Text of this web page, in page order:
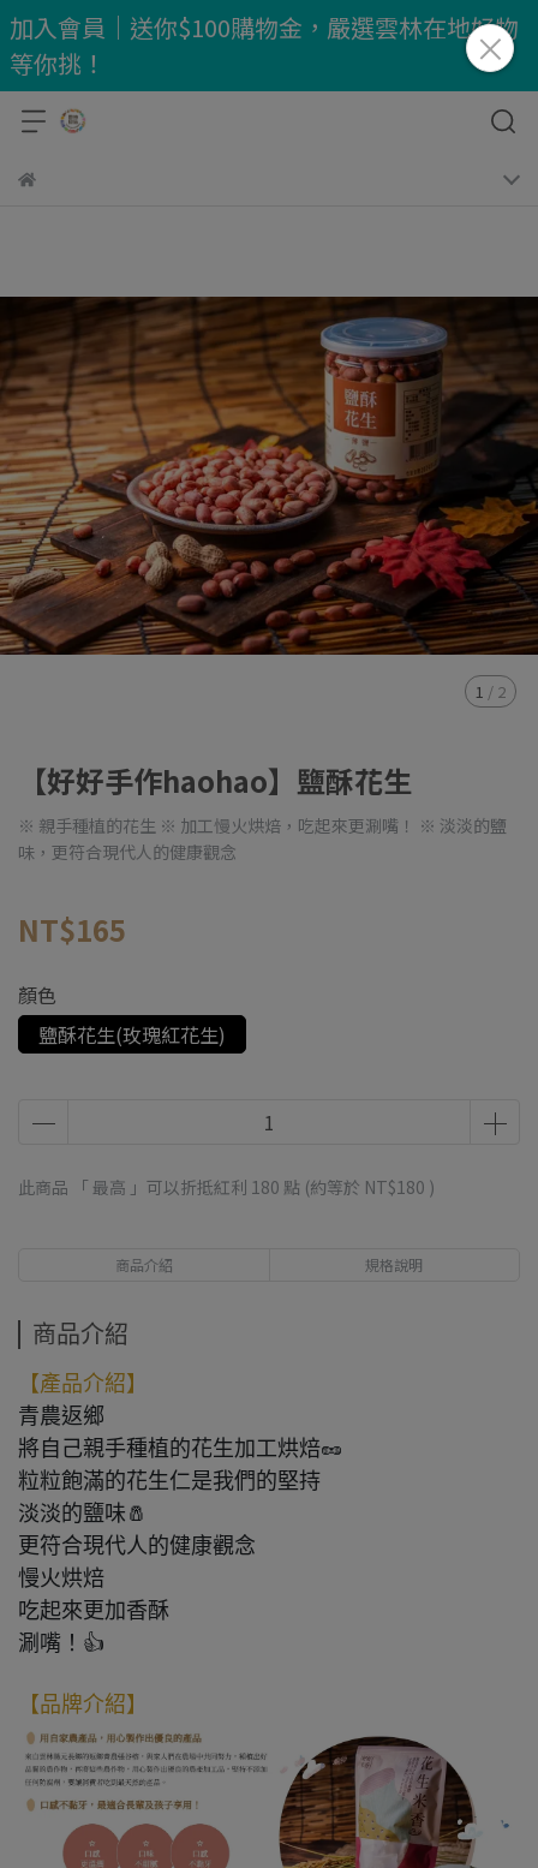
加入會員｜送你$100購物金，嚴選雲林在地好物
等你挑！
1 / 2
【好好手作haohao】鹽酥花生
※ 親手種植的花生 ※ 加工慢火烘焙，吃起來更涮嘴！ ※ 淡淡的鹽
味，更符合現代人的健康觀念
NT$165
顏色
鹽酥花生(玫瑰紅花生)
此商品 「 最高 」可以折抵紅利 180 點 (約等於 NT$180 )
商品介紹 規格說明
商品介紹
【產品介紹】
青農返鄉
將自己親手種植的花生加工烘焙🥜
粒粒飽滿的花生仁是我們的堅持
淡淡的鹽味🧂
更符合現代人的健康觀念
慢火烘焙
吃起來更加香酥
涮嘴！👍
【品牌介紹】